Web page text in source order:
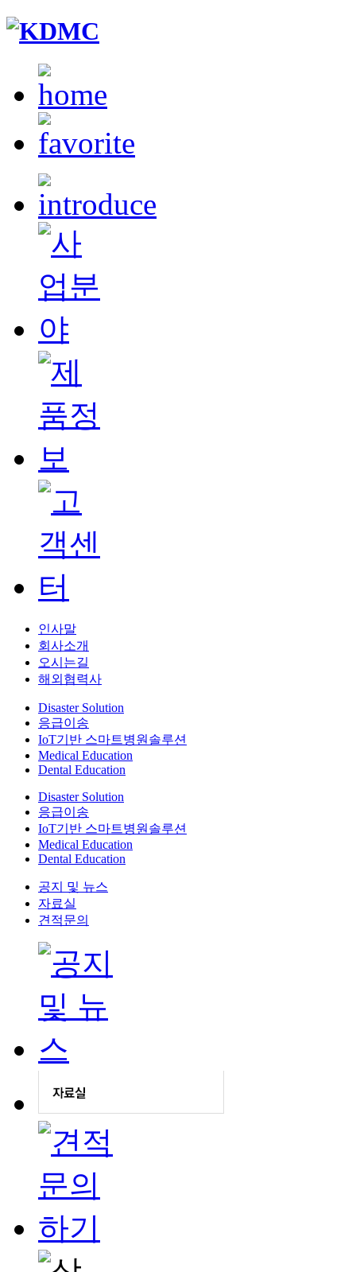
인사말
회사소개
오시는길
해외협력사
Disaster Solution
응급이송
IoT기반 스마트병원솔루션
Medical Education
Dental Education
Disaster Solution
응급이송
IoT기반 스마트병원솔루션
Medical Education
Dental Education
공지 및 뉴스
자료실
견적문의